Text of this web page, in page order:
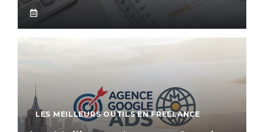
LES MEILLEURS OUTILS EN FREELANCE